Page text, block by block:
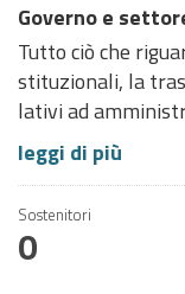
Governo e
Tutto ciò che
stituzionali, la
lativi ad
leggi di più
Sostenitori
0